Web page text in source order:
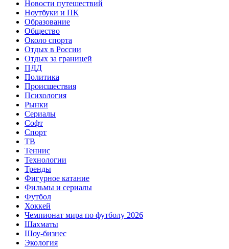
Новости путешествий
Ноутбуки и ПК
Образование
Общество
Около спорта
Отдых в России
Отдых за границей
ПДД
Политика
Происшествия
Психология
Рынки
Сериалы
Софт
Спорт
ТВ
Теннис
Технологии
Тренды
Фигурное катание
Фильмы и сериалы
Футбол
Хоккей
Чемпионат мира по футболу 2026
Шахматы
Шоу-бизнес
Экология